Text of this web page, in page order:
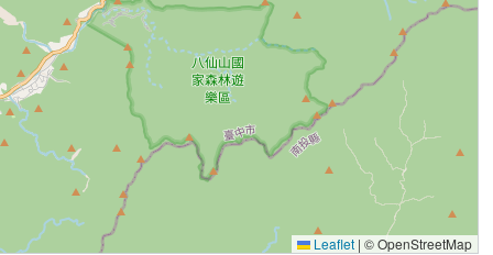
Leaflet | © OpenStreetMap